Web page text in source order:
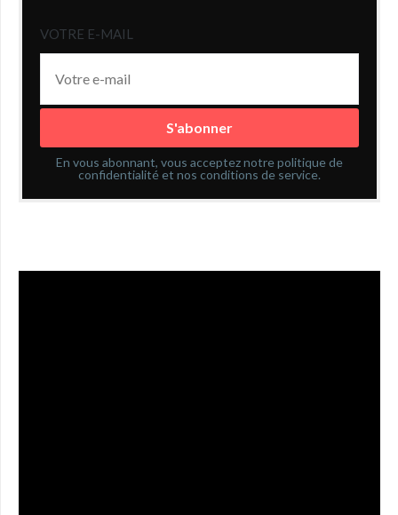
VOTRE E-MAIL
En vous abonnant, vous acceptez notre politique de
confidentialité et nos conditions de service.